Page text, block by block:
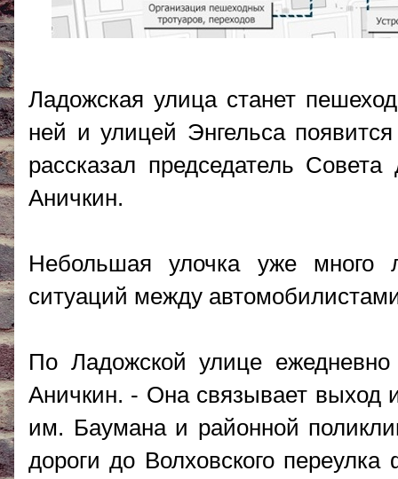
Ладожская улица станет
ней и улицей Энгельса
рассказал председатель
Аничкин.
Небольшая улочка уже много
ситуаций между
По Ладожской улице
Аничкин. - Она связывает выход
им. Баумана и районной
дороги до Волховского